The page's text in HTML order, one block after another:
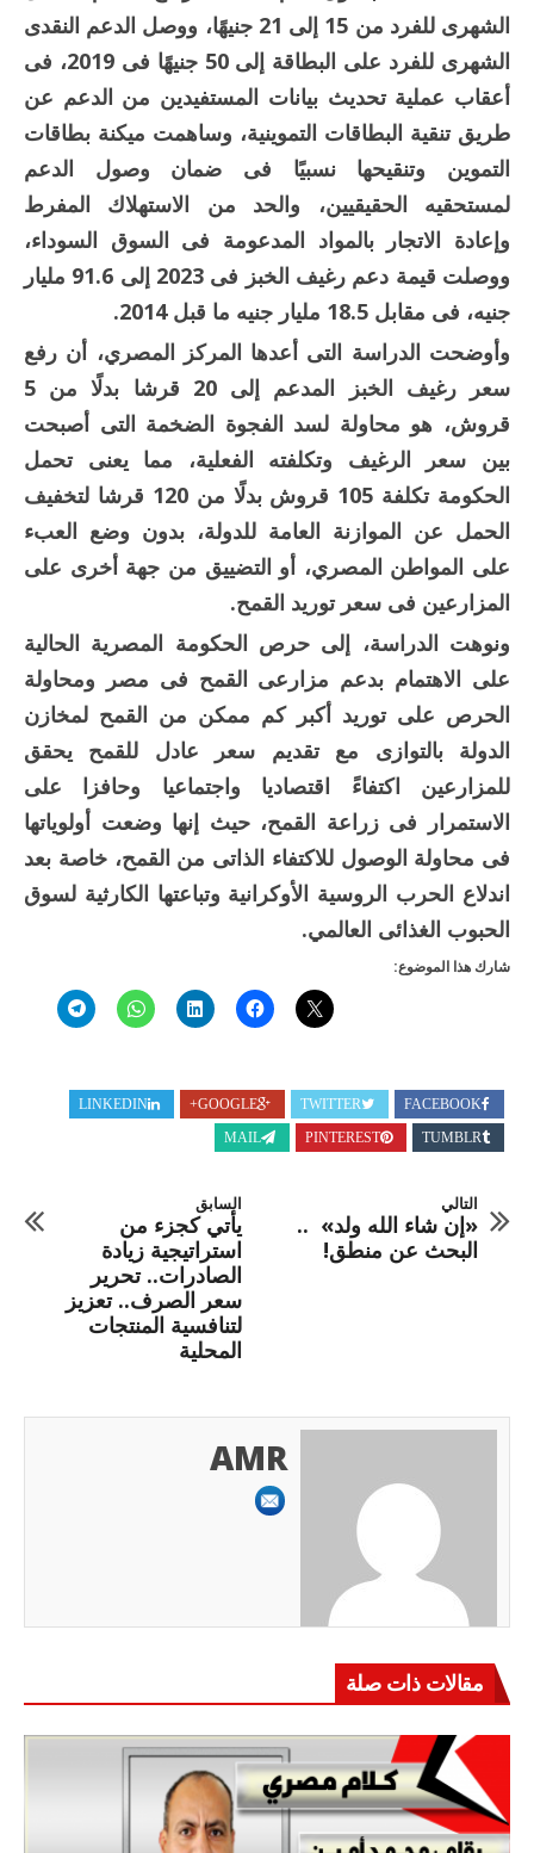
الشهرى للفرد من 15 إلى 21 جنيهًا، ووصل الدعم النقدى
الشهرى للفرد على البطاقة إلى 50 جنيهًا فى 2019، فى
أعقاب عملية تحديث بيانات المستفيدين من الدعم عن
طريق تنقية البطاقات التموينية، وساهمت ميكنة بطاقات
التموين وتنقيحها نسبيًا فى ضمان وصول الدعم
لمستحقيه الحقيقيين، والحد من الاستهلاك المفرط
وإعادة الاتجار بالمواد المدعومة فى السوق السوداء،
ووصلت قيمة دعم رغيف الخبز فى 2023 إلى 91.6 مليار
جنيه، فى مقابل 18.5 مليار جنيه ما قبل 2014.
وأوضحت الدراسة التى أعدها المركز المصري، أن رفع
سعر رغيف الخبز المدعم إلى 20 قرشا بدلًا من 5
قروش، هو محاولة لسد الفجوة الضخمة التى أصبحت
بين سعر الرغيف وتكلفته الفعلية، مما يعنى تحمل
الحكومة تكلفة 105 قروش بدلًا من 120 قرشا لتخفيف
الحمل عن الموازنة العامة للدولة، بدون وضع العبء
على المواطن المصري، أو التضييق من جهة أخرى على
المزارعين فى سعر توريد القمح.
ونوهت الدراسة، إلى حرص الحكومة المصرية الحالية
على الاهتمام بدعم مزارعى القمح فى مصر ومحاولة
الحرص على توريد أكبر كم ممكن من القمح لمخازن
الدولة بالتوازى مع تقديم سعر عادل للقمح يحقق
للمزارعين اكتفاءً اقتصاديا واجتماعيا وحافزا على
الاستمرار فى زراعة القمح، حيث إنها وضعت أولوياتها
فى محاولة الوصول للاكتفاء الذاتى من القمح، خاصة بعد
اندلاع الحرب الروسية الأوكرانية وتباعتها الكارثية لسوق
الحبوب الغذائى العالمي.
شارك هذا الموضوع:
FACEBOOK
TWITTER
GOOGLE+
LINKEDIN
TUMBLR
PINTEREST
MAIL
السابق
يأتي كجزء من
استراتيجية زيادة
الصادرات.. تحرير
سعر الصرف.. تعزيز
لتنافسية المنتجات
المحلية
التالي
«إن شاء الله ولد» ..
البحث عن منطق!
AMR
مقالات ذات صلة